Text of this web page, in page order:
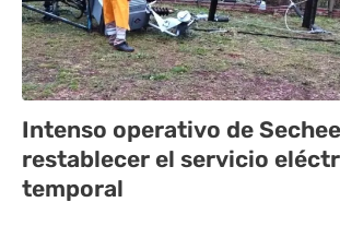
Intenso operativo de
restablecer el servicio
temporal